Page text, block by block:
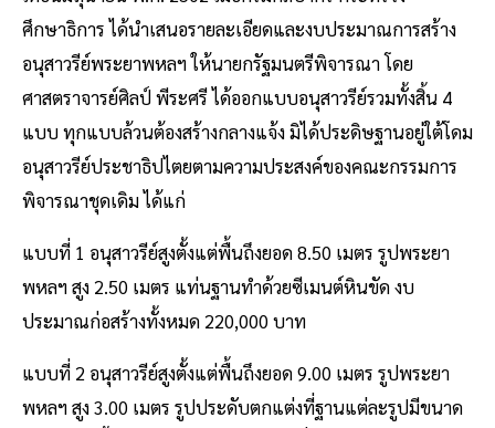
ศึกษาธิการ ได้นำเสนอรายละเอียดและงบประมาณการสร้าง
อนุสาวรีย์พระยาพหลฯ ให้นายกรัฐมนตรีพิจารณา โดย
ศาสตราจารย์ศิลป์ พีระศรี ได้ออกแบบอนุสาวรีย์รวมทั้งสิ้น 4
แบบ ทุกแบบล้วนต้องสร้างกลางแจ้ง มิได้ประดิษฐานอยู่ใต้โดม
อนุสาวรีย์ประชาธิปไตยตามความประสงค์ของคณะกรรมการ
พิจารณาชุดเดิม ได้แก่
แบบที่ 1 อนุสาวรีย์สูงตั้งแต่พื้นถึงยอด 8.50 เมตร รูปพระยา
พหลฯ สูง 2.50 เมตร แท่นฐานทำด้วยซีเมนต์หินขัด งบ
ประมาณก่อสร้างทั้งหมด 220,000 บาท
แบบที่ 2 อนุสาวรีย์สูงตั้งแต่พื้นถึงยอด 9.00 เมตร รูปพระยา
พหลฯ สูง 3.00 เมตร รูปประดับตกแต่งที่ฐานแต่ละรูปมีขนาด